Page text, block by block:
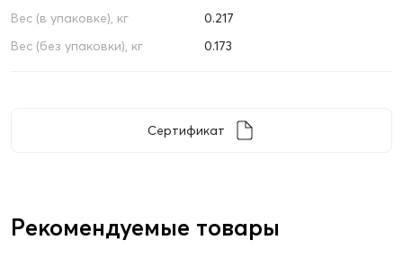
Вес (в упаковке), кг
0.217
Вес (без упаковки), кг
0.173
Сертификат
Рекомендуемые товары